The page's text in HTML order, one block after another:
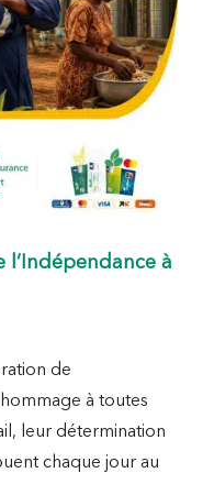
à
de
à toutes
leur détermination
chaque jour au